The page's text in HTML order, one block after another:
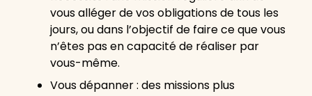
vous alléger de vos obligations de tous les
jours, ou dans l’objectif de faire ce que vous
n’êtes pas en capacité de réaliser par
vous-même.
Vous dépanner : des missions plus